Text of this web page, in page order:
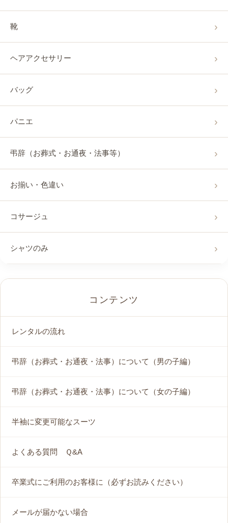
靴
ヘアアクセサリー
バッグ
パニエ
弔辞（お葬式・お通夜・法事等）
お揃い・色違い
コサージュ
シャツのみ
コンテンツ
レンタルの流れ
弔辞（お葬式・お通夜・法事）について（男の子編）
弔辞（お葬式・お通夜・法事）について（女の子編）
半袖に変更可能なスーツ
よくある質問 Ｑ&A
卒業式にご利用のお客様に（必ずお読みください）
メールが届かない場合